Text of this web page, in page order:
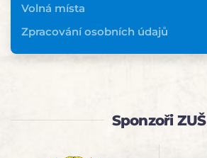
Volná místa
Zpracování osobních údajů
Sponzoři ZUŠ